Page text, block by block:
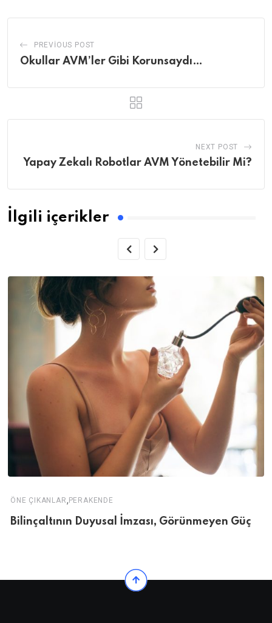
PREVIOUS POST
Okullar AVM’ler Gibi Korunsaydı…
NEXT POST
Yapay Zekalı Robotlar AVM Yönetebilir Mi?
İlgili içerikler
ÖNE ÇIKANLAR, PERAKENDE
Bilinçaltının Duyusal İmzası, Görünmeyen Güç